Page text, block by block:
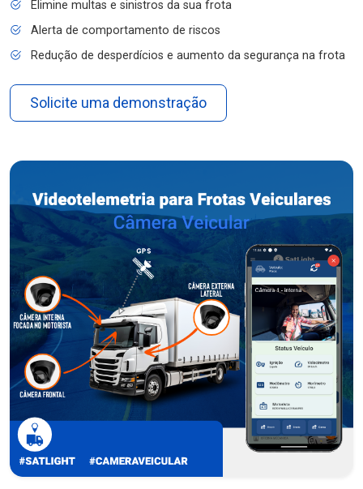
Elimine multas e sinistros da sua frota
Alerta de comportamento de riscos
Redução de desperdícios e aumento da segurança na frota
Solicite uma demonstração